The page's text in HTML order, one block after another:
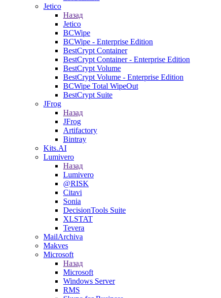
Jetico
Назад
Jetico
BCWipe
BCWipe - Enterprise Edition
BestCrypt Container
BestCrypt Container - Enterprise Edition
BestCrypt Volume
BestCrypt Volume - Enterprise Edition
BCWipe Total WipeOut
BestCrypt Suite
JFrog
Назад
JFrog
Artifactory
Bintray
Kits.AI
Lumivero
Назад
Lumivero
@RISK
Citavi
Sonia
DecisionTools Suite
XLSTAT
Tevera
MailArchiva
Makves
Microsoft
Назад
Microsoft
Windows Server
RMS